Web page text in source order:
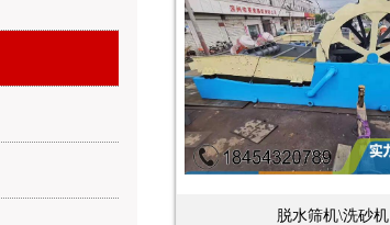
脱水筛机\洗砂机